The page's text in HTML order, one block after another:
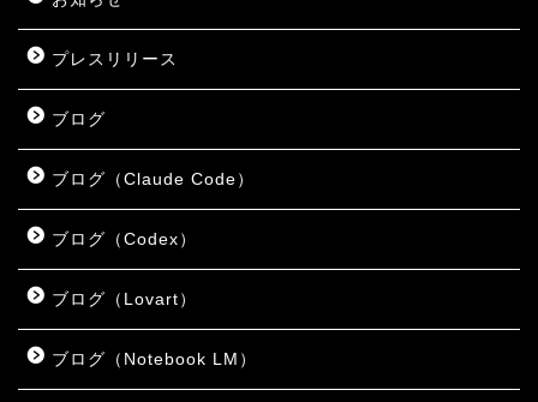
プレスリリース
ブログ
ブログ（Claude Code）
ブログ（Codex）
ブログ（Lovart）
ブログ（Notebook LM）